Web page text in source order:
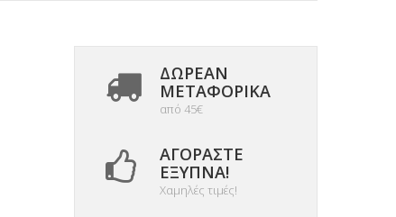
ΔΩΡΕΑΝ
ΜΕΤΑΦΟΡΙΚΆ
από 45€
ΑΓΟΡΆΣΤΕ
ΈΞΥΠΝΑ!
Χαμηλές τιμές!